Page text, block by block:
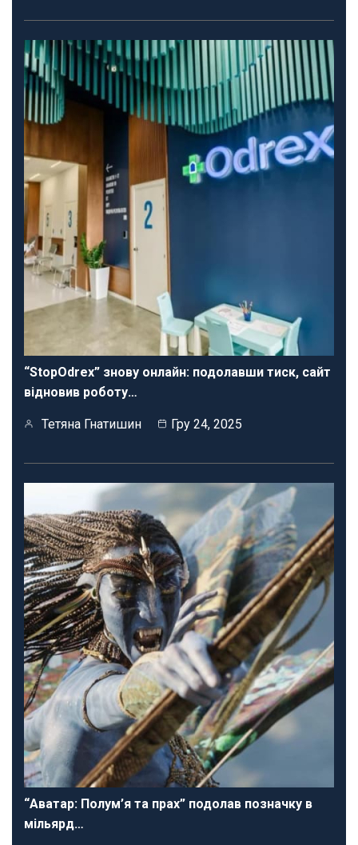
“StopOdrex” знову онлайн: подолавши тиск, сайт
відновив роботу…
Тетяна Гнатишин Гру 24, 2025
“Аватар: Полум’я та прах” подолав позначку в
мільярд…